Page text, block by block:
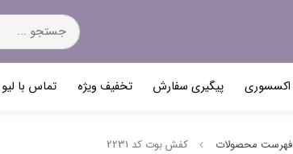
اکسسوری پیگیری سفارش تخفیف ویژه تماس با لیو
فهرست محصولات کفش بوت کد 2231